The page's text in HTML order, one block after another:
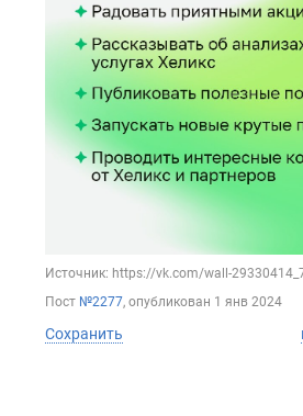
Источник: https://vk.com/wall-
Пост №2277, опубликован 1 янв 2024
Сохранить